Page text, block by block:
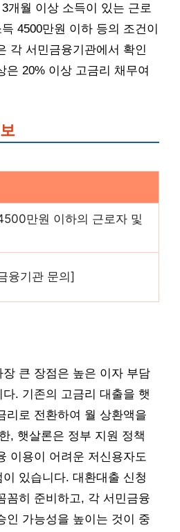
개월 이상 소득이 있는 근로
4500만원 이하 등의 조건이
각 서민금융기관에서 확인
은 20% 이상 고금리 채무여
만원 이하의 근로자 및
융기관 문의]
큰 장점은 높은 이자 부담
. 기존의 고금리 대출을 햇
리로 전환하여 월 상환액을
, 햇살론은 정부 지원 정책
이용이 어려운 저신용자도
있습니다. 대환대출 신청
꼼히 준비하고, 각 서민금융
인 가능성을 높이는 것이 중